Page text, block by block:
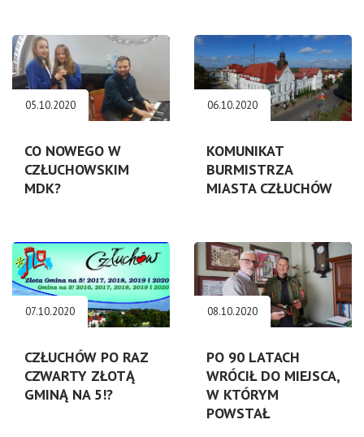
05.10.2020
CO NOWEGO W
CZŁUCHOWSKIM
MDK?
06.10.2020
KOMUNIKAT
BURMISTRZA
MIASTA CZŁUCHÓW
07.10.2020
CZŁUCHÓW PO RAZ
CZWARTY ZŁOTĄ
GMINĄ NA 5!?
08.10.2020
PO 90 LATACH
WRÓCIŁ DO MIEJSCA,
W KTÓRYM
POWSTAŁ